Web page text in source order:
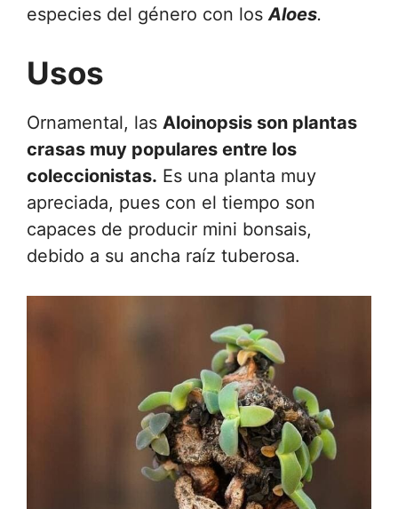
especies del género con los Aloes.
Usos
Ornamental, las Aloinopsis son plantas
crasas muy populares entre los
coleccionistas. Es una planta muy
apreciada, pues con el tiempo son
capaces de producir mini bonsais,
debido a su ancha raíz tuberosa.